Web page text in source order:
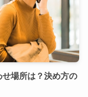
場所は？決め方の